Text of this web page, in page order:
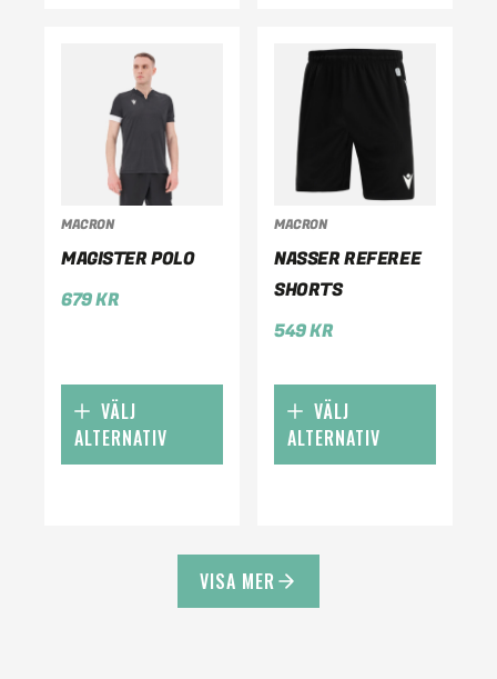
MACRON
MAGISTER POLO
679KR
VÄLJ
ALTERNATIV
MACRON
NASSER REFEREE
SHORTS
549KR
VÄLJ
ALTERNATIV
VISA MER